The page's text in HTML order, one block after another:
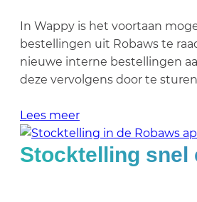
In Wappy is het voortaan
bestellingen uit Robaws te
nieuwe interne bestellingen
deze vervolgens door te
Lees meer
Stocktelling snel